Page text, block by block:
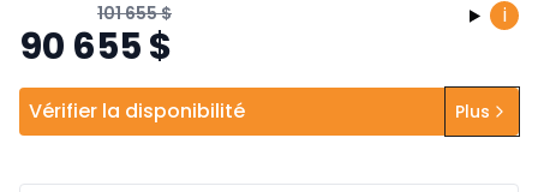
101 655$
90 655$
i
Vérifier la disponibilité Plus